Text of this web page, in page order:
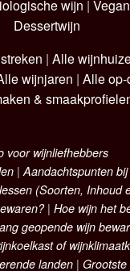
wijn |
Dessertwijn
| Alle
wijnjaren | Alle op-
&
voor wijnliefhebbers
|Aandachtspunten
(Soorten, Inhoud
| Hoe wijn het
geopende wijn
of
landen |